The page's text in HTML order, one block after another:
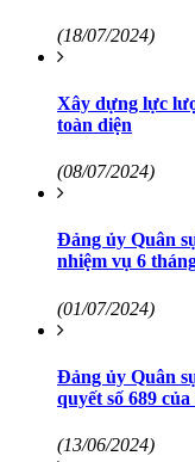
(18/07/2024)
Xây dựng lực
toàn diện
(08/07/2024)
Đảng ủy Quân
nhiệm vụ 6
(01/07/2024)
Đảng ủy Quân
quyết số 689
(13/06/2024)